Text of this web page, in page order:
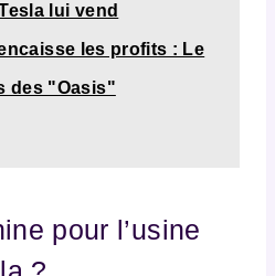
lui vend
les profits : Le
des "Oasis"
pour l’usine